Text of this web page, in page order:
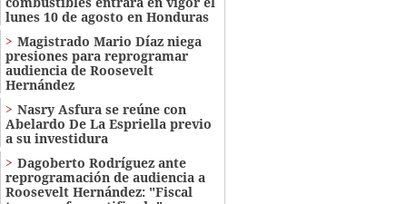
lunes 10 de agosto en Honduras
Magistrado Mario Díaz niega
presiones para reprogramar
audiencia de Roosevelt
Hernández
Nasry Asfura se reúne con
Abelardo De La Espriella previo
a su investidura
Dagoberto Rodríguez ante
reprogramación de audiencia a
Roosevelt Hernández: "Fiscal